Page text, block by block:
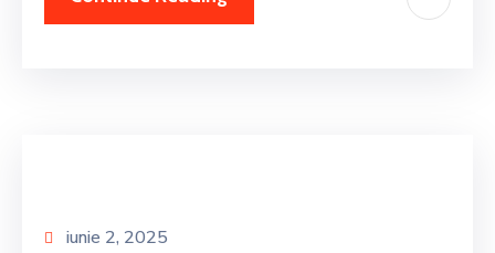
iunie 2, 2025